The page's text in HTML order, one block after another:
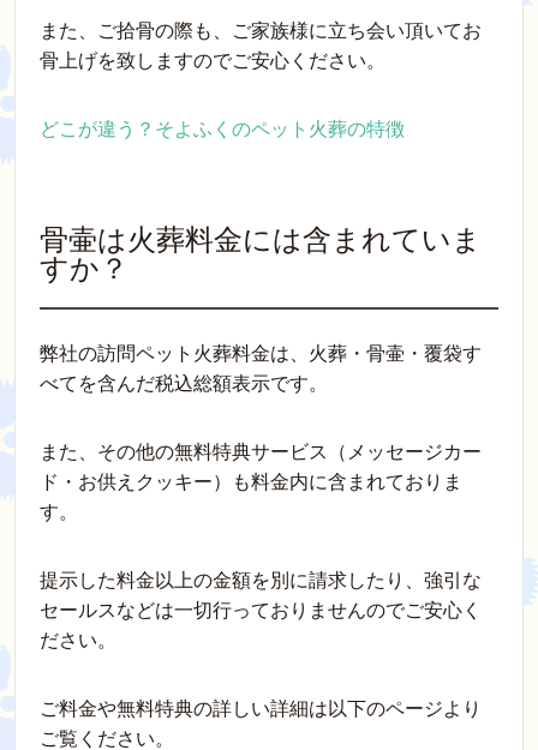
また、ご拾骨の際も、ご家族様に立ち会い頂いてお
骨上げを致しますのでご安心ください。
どこが違う？そよふくのペット火葬の特徴
骨壷は火葬料金には含まれていま
すか？
弊社の訪問ペット火葬料金は、火葬・骨壷・覆袋す
べてを含んだ税込総額表示です。
また、その他の無料特典サービス（メッセージカー
ド・お供えクッキー）も料金内に含まれておりま
す。
提示した料金以上の金額を別に請求したり、強引な
セールスなどは一切行っておりませんのでご安心く
ださい。
ご料金や無料特典の詳しい詳細は以下のページより
ご覧ください。